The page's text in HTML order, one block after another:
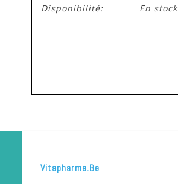
Disponibilité:
En stock
Vitapharma.be